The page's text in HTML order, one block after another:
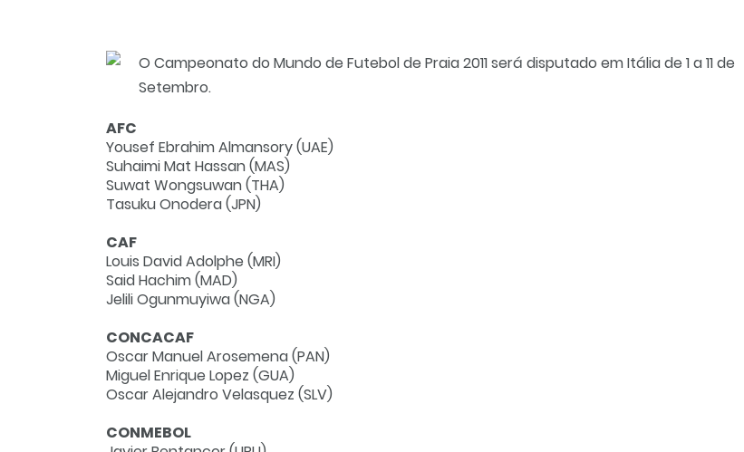
O Campeonato do Mundo de Futebol de Praia 2011 será disputado em Itália de 1 a 11 de
Setembro.
AFC
Yousef Ebrahim Almansory (UAE)
Suhaimi Mat Hassan (MAS)
Suwat Wongsuwan (THA)
Tasuku Onodera (JPN)
CAF
Louis David Adolphe (MRI)
Said Hachim (MAD)
Jelili Ogunmuyiwa (NGA)
CONCACAF
Oscar Manuel Arosemena (PAN)
Miguel Enrique Lopez (GUA)
Oscar Alejandro Velasquez (SLV)
CONMEBOL